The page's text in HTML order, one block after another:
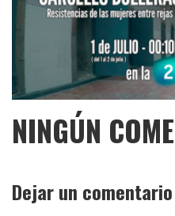
NINGÚN
Dejar un comentario